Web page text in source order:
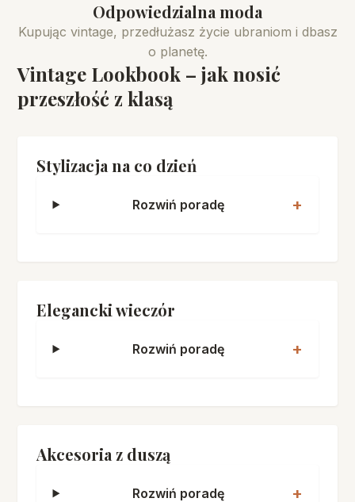
Odpowiedzialna moda
Kupując vintage, przedłużasz życie ubraniom i dbasz
o planetę.
Vintage Lookbook – jak nosić
przeszłość z klasą
Stylizacja na co dzień
Rozwiń poradę
Elegancki wieczór
Rozwiń poradę
Akcesoria z duszą
Rozwiń poradę